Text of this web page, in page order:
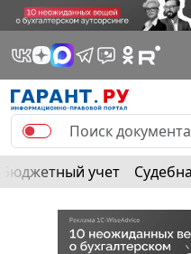
Бюджетный учет